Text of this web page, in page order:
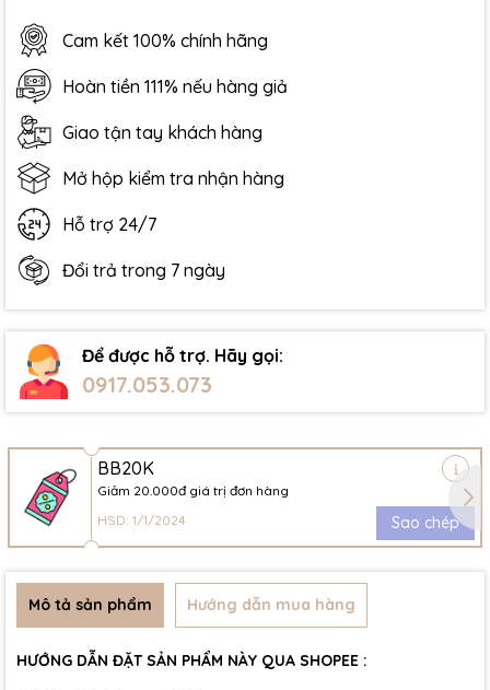
Cam kết 100% chính hãng
Hoàn tiền 111% nếu hàng giả
Giao tận tay khách hàng
Mở hộp kiểm tra nhận hàng
Hỗ trợ 24/7
Đổi trả trong 7 ngày
Để được hỗ trợ. Hãy gọi:
0917.053.073
BB20K
Giảm 20.000đ giá trị đơn hàng
HSD: 1/1/2024
Sao chép
Mô tả sản phẩm Hướng dẫn mua hàng
HƯỚNG DẪN ĐẶT SẢN PHẨM NÀY QUA SHOPEE :